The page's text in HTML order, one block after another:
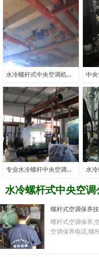
水冷螺杆式中央空调机组管道安装有那些方法及内容介绍
专业水冷螺杆中央空调安装公司去哪找？
水冷螺杆式中央空调
螺杆式空调保养
螺杆式空调保养,
空调保养电话,螺